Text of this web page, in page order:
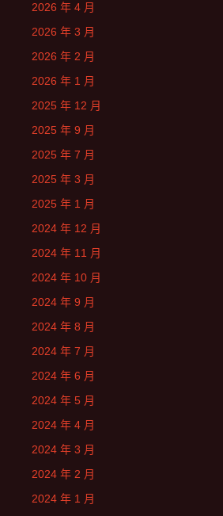
2026 年 4 月
2026 年 3 月
2026 年 2 月
2026 年 1 月
2025 年 12 月
2025 年 9 月
2025 年 7 月
2025 年 3 月
2025 年 1 月
2024 年 12 月
2024 年 11 月
2024 年 10 月
2024 年 9 月
2024 年 8 月
2024 年 7 月
2024 年 6 月
2024 年 5 月
2024 年 4 月
2024 年 3 月
2024 年 2 月
2024 年 1 月